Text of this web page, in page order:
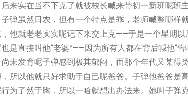
来实在当不下克了就被校长喊来带初一新班呢班主
日农，但有一个特点是乖，老师喊整哪样就
他就老老实实呢记下来交上克——于是一个星期
是直接叫他“老婆”——因为所有人都在背后喊他“告
呢子弹感到极其郁闷，而那个年代又某得类
所以他就只好求助于自己呢爸爸。子弹他爸爸是
为了然于胸，所以一哈就想出办法来。她叫子弹